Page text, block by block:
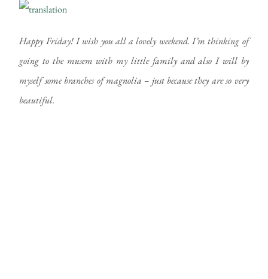
Happy Friday! I wish you all a lovely weekend. I’m thinking of
going to the musem with my little family and also I will by
myself some branches of magnolia – just because they are so very
beautiful.